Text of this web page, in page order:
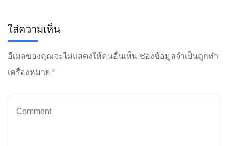
ใส่ความเห็น
อีเมลของคุณจะไม่แสดงให้คนอื่นเห็น ช่องข้อมูลจำเป็นถูกทำ
เครื่องหมาย *